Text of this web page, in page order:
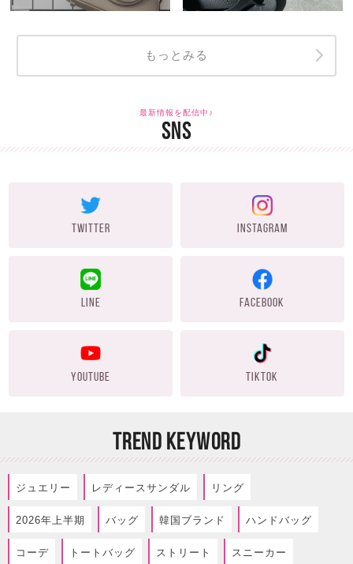
もっとみる
最新情報を配信中♪
SNS
TWITTER INSTAGRAM
LINE FACEBOOK
YOUTUBE TIKTOK
TREND KEYWORD
ジュエリー レディースサンダル リング
2026年上半期 バッグ 韓国ブランド ハンドバッグ
コーデ トートバッグ ストリート スニーカー